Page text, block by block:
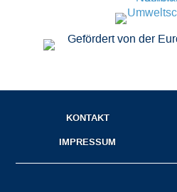
KONTAKT
IMPRESSUM